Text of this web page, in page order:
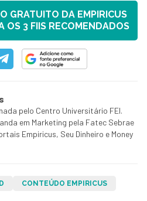
GRATUITO DA EMPIRICUS
OS 3 FIIS RECOMENDADOS
pelo Centro Universitário FEI.
em Marketing pela Fatec Sebrae
Empiricus, Seu Dinheiro e Money
CONTEÚDO EMPIRICUS